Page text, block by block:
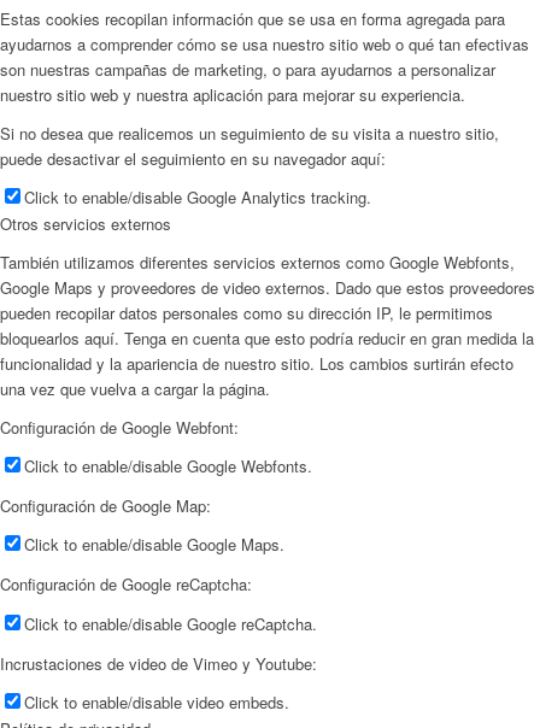
Estas cookies recopilan información que se usa en forma agregada para
ayudarnos a comprender cómo se usa nuestro sitio web o qué tan efectivas
son nuestras campañas de marketing, o para ayudarnos a personalizar
nuestro sitio web y nuestra aplicación para mejorar su experiencia.
Si no desea que realicemos un seguimiento de su visita a nuestro sitio,
puede desactivar el seguimiento en su navegador aquí:
Click to enable/disable Google Analytics tracking.
Otros servicios externos
También utilizamos diferentes servicios externos como Google Webfonts,
Google Maps y proveedores de video externos. Dado que estos proveedores
pueden recopilar datos personales como su dirección IP, le permitimos
bloquearlos aquí. Tenga en cuenta que esto podría reducir en gran medida la
funcionalidad y la apariencia de nuestro sitio. Los cambios surtirán efecto
una vez que vuelva a cargar la página.
Configuración de Google Webfont:
Click to enable/disable Google Webfonts.
Configuración de Google Map:
Click to enable/disable Google Maps.
Configuración de Google reCaptcha:
Click to enable/disable Google reCaptcha.
Incrustaciones de video de Vimeo y Youtube:
Click to enable/disable video embeds.